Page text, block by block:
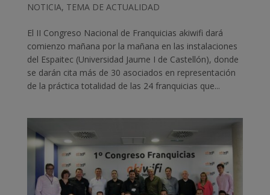
NOTICIA, TEMA DE ACTUALIDAD
El II Congreso Nacional de Franquicias akiwifi dará
comienzo mañana por la mañana en las instalaciones
del Espaitec (Universidad Jaume I de Castellón), donde
se darán cita más de 30 asociados en representación
de la práctica totalidad de las 24 franquicias que...